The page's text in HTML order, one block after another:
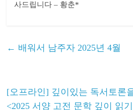
사드립니다 – 황춘*
← 배워서 남주자 2025년 4월
[오프라인] 깊이있는 독서토론
<2025 서양 고전 문학 깊이 읽